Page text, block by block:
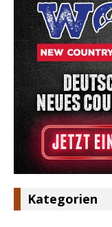
Kategorien